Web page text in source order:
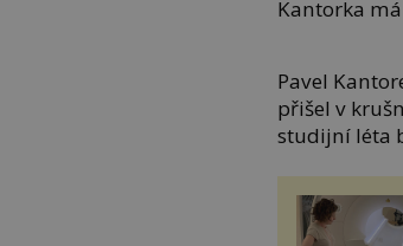
Kantorka
Pavel
přišel v
studijní léta